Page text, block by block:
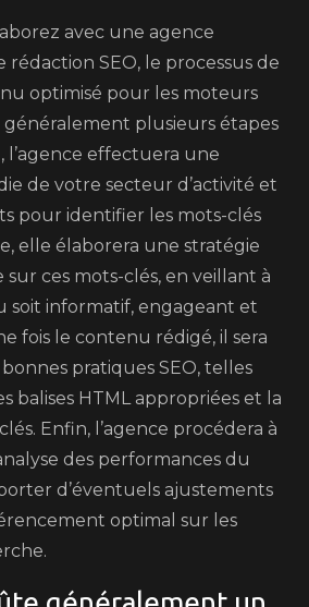
avec une agence
rédaction SEO, le processus de
optimisé pour les moteurs
plusieurs étapes
l’agence effectuera une
de votre secteur d’activité et
pour identifier les mots-clés
elle élaborera une stratégie
ces mots-clés, en veillant à
soit informatif, engageant et
fois le contenu rédigé, il sera
pratiques SEO, telles
balises HTML appropriées et la
Enfin, l’agence procédera à
des performances du
d’éventuels ajustements
optimal sur les